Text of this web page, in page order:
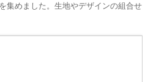
集めました。生地やデザインの組合せ